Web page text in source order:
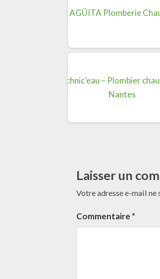
Laisser un
Votre adresse e-mail ne
Commentaire *